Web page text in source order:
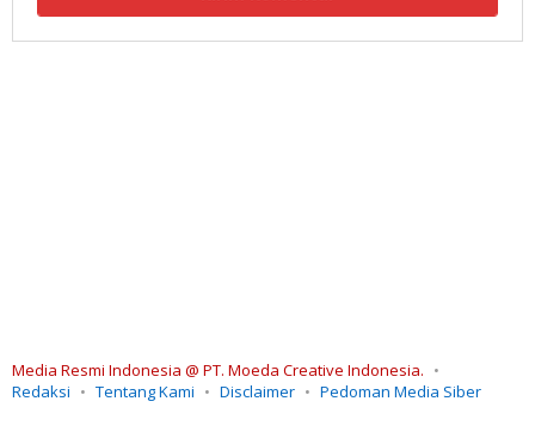
Media Resmi Indonesia @ PT. Moeda Creative Indonesia.
Redaksi
Tentang Kami Disclaimer Pedoman Media Siber